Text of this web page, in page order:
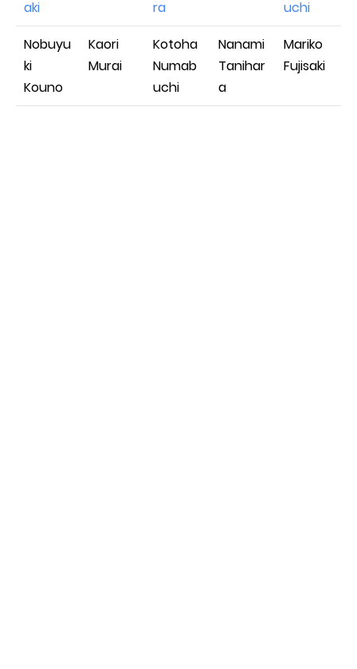
aki ra
uchi
Nobuyu
ki
Kouno
Kaori
Murai
Kotoha
Numab
uchi
Nanami
Tanihar
a
Mariko
Fujisaki